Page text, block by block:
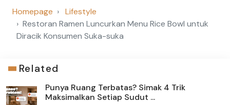
Homepage
Lifestyle
Restoran Ramen Luncurkan Menu Rice Bowl untuk
Diracik Konsumen Suka-suka
Related
Punya Ruang Terbatas? Simak 4 Trik
Maksimalkan Setiap Sudut ...